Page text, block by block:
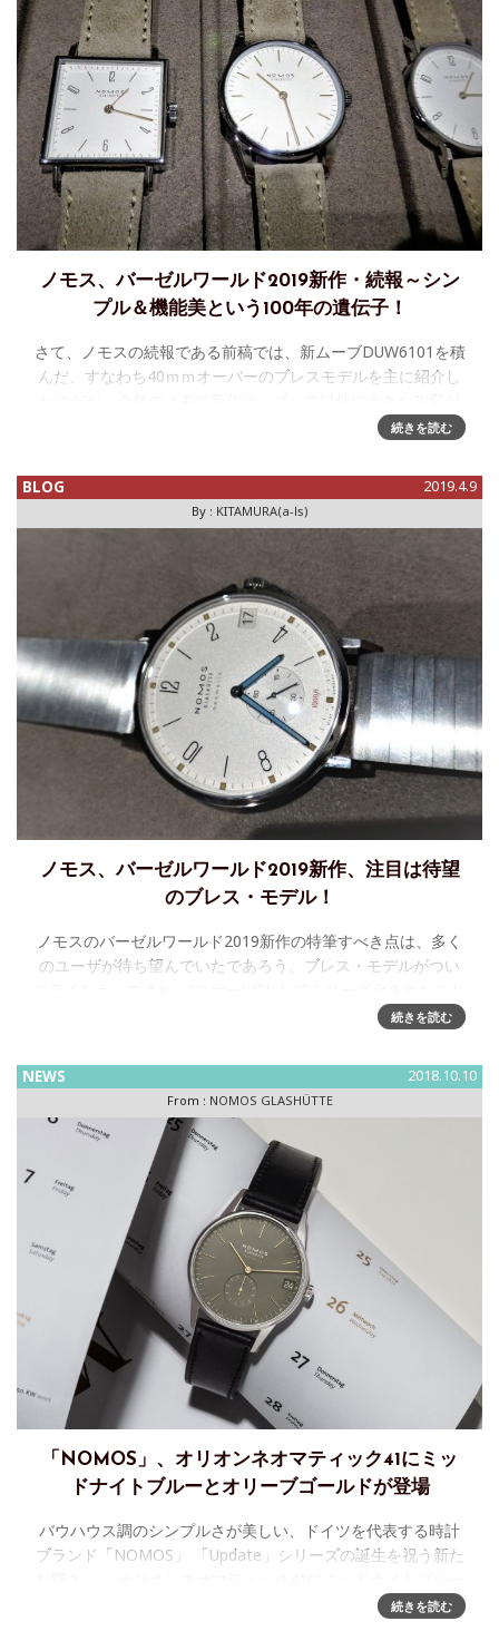
ノモス、バーゼルワールド2019新作・続報～シン
プル＆機能美という100年の遺伝子！
さて、ノモスの続報である前稿では、新ムーブDUW6101を積
んだ、すなわち40ｍｍオーバーのブレスモデルを主に紹介し
なされなかった分、非常にバランスがよいと思う。それを証
続きを読む
BLOG 2019.4.9
By : KITAMURA(a-ls)
ノモス、バーゼルワールド2019新作、注目は待望
のブレス・モデル！
ノモスのバーゼルワールド2019新作の特筆すべき点は、多く
のユーザが待ち望んでいたであろう、ブレス・モデルがつい
だ。そしてさらにいえば、昨年、満を持して発表し
続きを読む
NEWS 2018.10.10
From : NOMOS GLASHÜTTE
「NOMOS」、オリオンネオマティック41にミッ
ドナイトブルーとオリーブゴールドが登場
バウハウス調のシンプルさが美しい、ドイツを代表する時計
ブランド「NOMOS」 「Update」シリーズの誕生を祝う新た
とオリーブゴールド登場 ドイツ・グラスヒュッテの時計ブ
続きを読む